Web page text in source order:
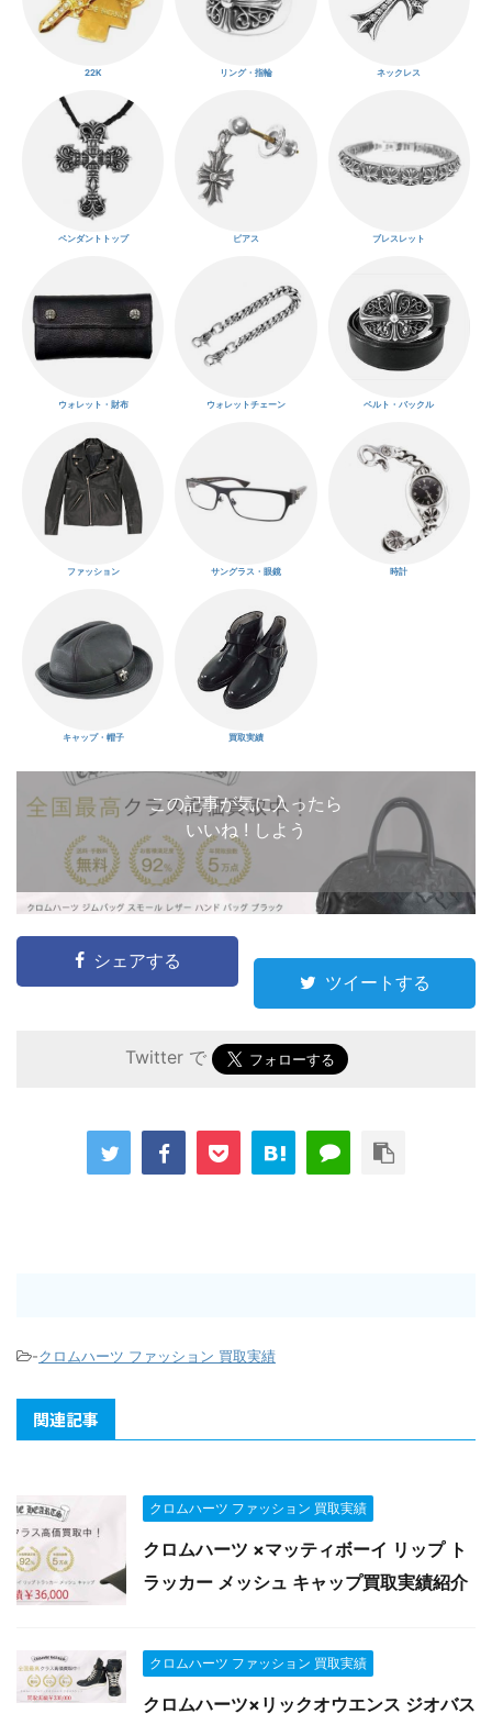
22K リング・指輪 ネックレス
ペンダントトップ ピアス ブレスレット
ウォレット・財布 ウォレットチェーン ベルト・バックル
ファッション サングラス・眼鏡 時計
キャップ・帽子 買取実績
この記事が気に入ったら
いいね ! しよう
シェアする
ツイートする
Twitter で
-クロムハーツ ファッション 買取実績
関連記事
クロムハーツ ファッション 買取実績
クロムハーツ ×マッティボーイ リップ ト
ラッカー メッシュ キャップ買取実績紹介
クロムハーツ ファッション 買取実績
クロムハーツ×リックオウエンス ジオバス